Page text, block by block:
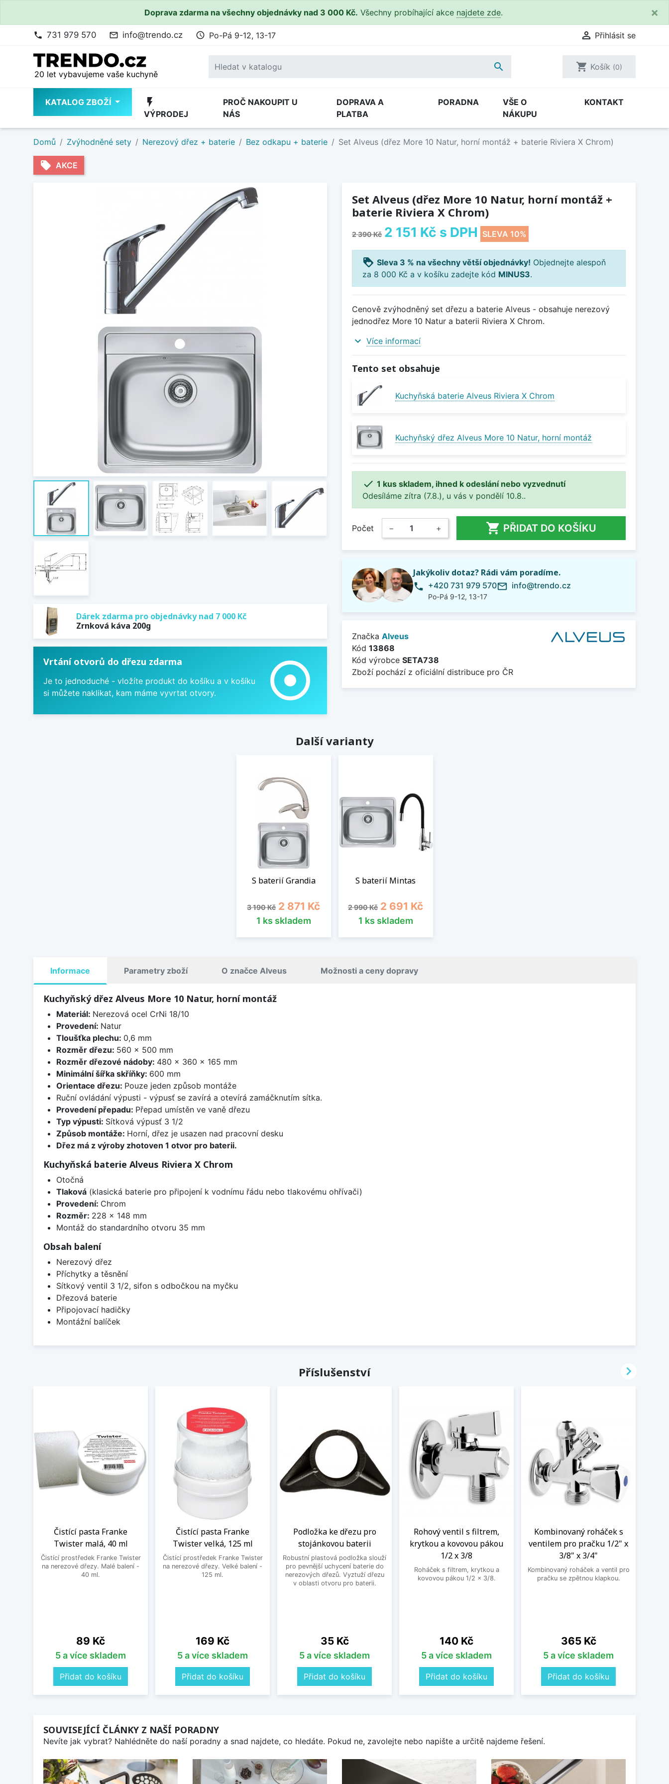
Doprava zdarma na všechny objednávky nad 3 000 Kč. Všechny probíhající akce najdete zde. ×
phone 731 979 570 mail_outline info@trendo.cz access_time Po-Pá 9-12, 13-17  Přihlásit se
20 let vybavujeme vaše kuchyně
 shopping_cart Košík (0)
KATALOG ZBOŽÍ flash_on
VÝPRODEJ
PROČ NAKOUPIT U
NÁS
DOPRAVA A
PLATBA
PORADNA
VŠE O
NÁKUPU
KONTAKT
Domů Zvýhodněné sety Nerezový dřez + baterie Bez odkapu + baterie Set Alveus (dřez More 10 Natur, horní montáž + baterie Riviera X Chrom)
local_offer AKCE
Dárek zdarma pro objednávky nad 7 000 Kč
Zrnková káva 200g
Vrtání otvorů do dřezu zdarma
Je to jednoduché - vložíte produkt do košíku a v košíku
si můžete naklikat, kam máme vyvrtat otvory.
adjust
Set Alveus (dřez More 10 Natur, horní montáž +
baterie Riviera X Chrom)
2 390 Kč 2 151 Kč s DPH SLEVA 10%
loyalty Sleva 3 % na všechny větší objednávky! Objednejte alespoň
za 8 000 Kč a v košíku zadejte kód MINUS3.
Cenově zvýhodněný set dřezu a baterie Alveus - obsahuje nerezový
jednodřez More 10 Natur a baterii Riviera X Chrom.
expand_more Více informací
Tento set obsahuje
Kuchyňská baterie Alveus Riviera X Chrom
Kuchyňský dřez Alveus More 10 Natur, horní montáž
 1 kus skladem, ihned k odeslání nebo vyzvednutí
Odesíláme zítra (7.8.), u vás v pondělí 10.8..
Počet − +  PŘIDAT DO KOŠÍKU
Jakýkoliv dotaz? Rádi vám poradíme.
phone +420 731 979 570
Po-Pá 9-12, 13-17
mail_outline info@trendo.cz
Značka Alveus
Kód 13868
Kód výrobce SETA738
Zboží pochází z oficiální distribuce pro ČR
Další varianty
S baterií Grandia
Běžná cena
3 190 Kč Cena
2 871 Kč
1 ks skladem
S baterií Mintas
Běžná cena
2 990 Kč Cena
2 691 Kč
1 ks skladem
Informace Parametry zboží O značce Alveus Možnosti a ceny dopravy
Kuchyňský dřez Alveus More 10 Natur, horní montáž
Materiál: Nerezová ocel CrNi 18/10
Provedení: Natur
Tloušťka plechu: 0,6 mm
Rozměr dřezu: 560 x 500 mm
Rozměr dřezové nádoby: 480 x 360 x 165 mm
Minimální šířka skříňky: 600 mm
Orientace dřezu: Pouze jeden způsob montáže
Ruční ovládání výpusti - výpusť se zavírá a otevírá zamáčknutím sítka.
Provedení přepadu: Přepad umístěn ve vaně dřezu
Typ výpusti: Sítková výpusť 3 1/2
Způsob montáže: Horní, dřez je usazen nad pracovní desku
Dřez má z výroby zhotoven 1 otvor pro baterii.
Kuchyňská baterie Alveus Riviera X Chrom
Otočná
Tlaková(klasická baterie pro připojení k vodnímu řádu nebo tlakovému ohřívači)
Provedení: Chrom
Rozměr: 228 x 148 mm
Montáž do standardního otvoru 35 mm
Obsah balení
Nerezový dřez
Příchytky a těsnění
Sítkový ventil 3 1/2, sifon s odbočkou na myčku
Dřezová baterie
Připojovací hadičky
Montážní balíček
Příslušenství
Čistící pasta Franke
Twister malá, 40 ml
Čistící prostředek Franke Twister
na nerezové dřezy. Malé balení -
40 ml.
Cena
89 Kč
5 a více skladem
Přidat do košíku
Čistící pasta Franke
Twister velká, 125 ml
Čistící prostředek Franke Twister
na nerezové dřezy. Velké balení -
125 ml.
Cena
169 Kč
5 a více skladem
Přidat do košíku
Podložka ke dřezu pro
stojánkovou baterii
Robustní plastová podložka slouží
pro pevnější uchycení baterie do
nerezových dřezů. Vyztuží dřezu
v oblasti otvoru pro baterii.
Cena
35 Kč
5 a více skladem
Přidat do košíku
Rohový ventil s filtrem,
krytkou a kovovou pákou
1/2 x 3/8
Roháček s filtrem, krytkou a
kovovou pákou 1/2 x 3/8.
Cena
140 Kč
5 a více skladem
Přidat do košíku
Kombinovaný roháček s
ventilem pro pračku 1/2" x
3/8" x 3/4"
Kombinovaný roháček a ventil pro
pračku se zpětnou klapkou.
Cena
365 Kč
5 a více skladem
Přidat do košíku

SOUVISEJÍCÍ ČLÁNKY Z NAŠÍ PORADNY
Nevíte jak vybrat? Nahlédněte do naší poradny a snad najdete, co hledáte. Pokud ne, zavolejte nebo napište a určitě najdeme řešení.